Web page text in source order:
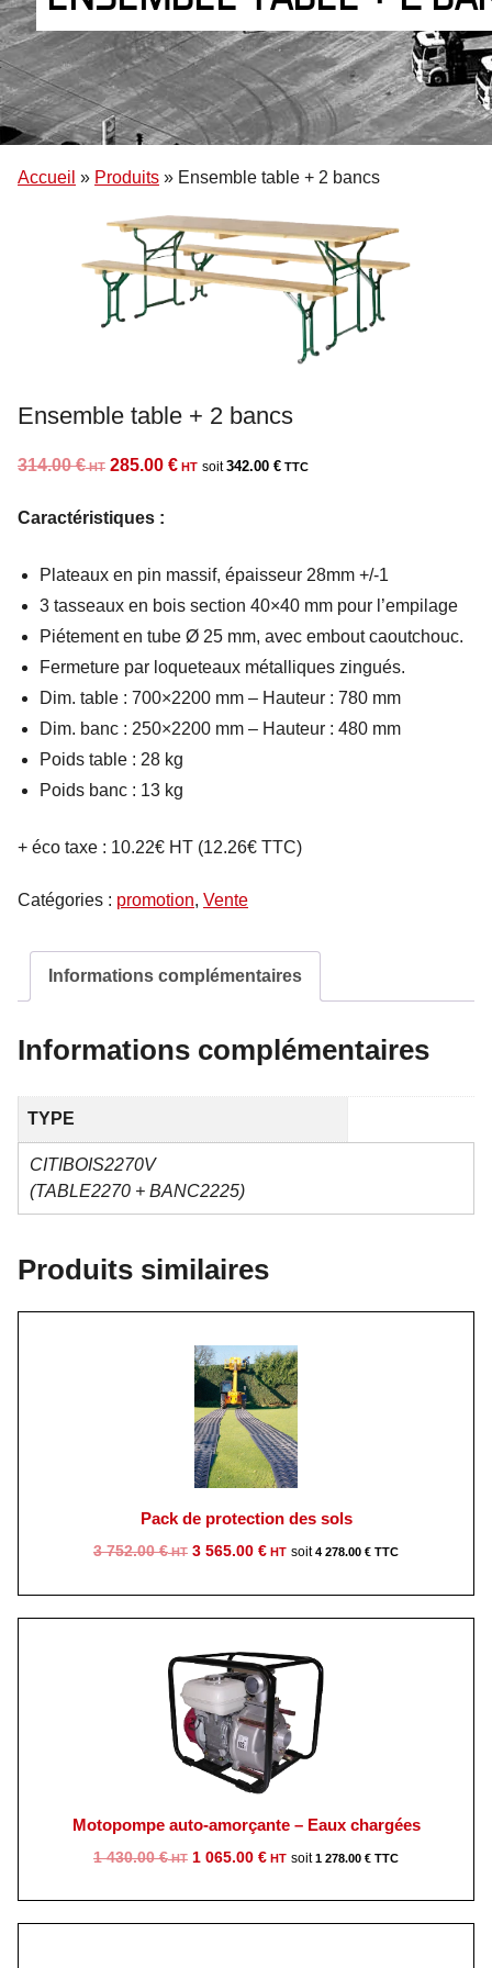
Accueil » Produits » Ensemble table + 2 bancs
Ensemble table + 2 bancs
314.00€
Le
initial
314.00 €.
285.00 €
Le
285.00 €.
342.00 €
Caractéristiques :
Plateaux en pin massif, épaisseur 28mm +/-1
3 tasseaux en bois section 40×40 mm pour l’empilage
Piétement en tube Ø 25 mm, avec embout caoutchouc.
Fermeture par loqueteaux métalliques zingués.
Dim. table : 700×2200 mm – Hauteur : 780 mm
Dim. banc : 250×2200 mm – Hauteur : 480 mm
Poids table : 28 kg
Poids banc : 13 kg
+ éco taxe : 10.22€ HT (12.26€ TTC)
Catégories : promotion, Vente
Informations complémentaires
Informations complémentaires
TYPE
CITIBOIS2270V
(TABLE2270 + BANC2225)
Produits similaires
Pack de protection des sols
3 752.00€
Le
3
752.00 €.
3 565.00 €
Le
3
565.00 €.
4 278.00 €
Motopompe auto-amorçante – Eaux chargées
1 430.00€
Le
1 065.00 €
Le
1 278.00 €